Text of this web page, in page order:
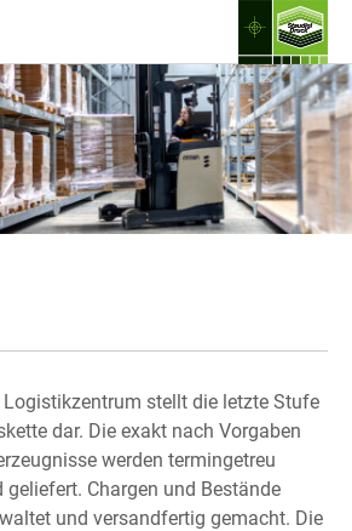
stellt die letzte Stufe
dar. Die exakt nach Vorgaben
werden termingetreu
Chargen und Bestände
und versandfertig gemacht. Die